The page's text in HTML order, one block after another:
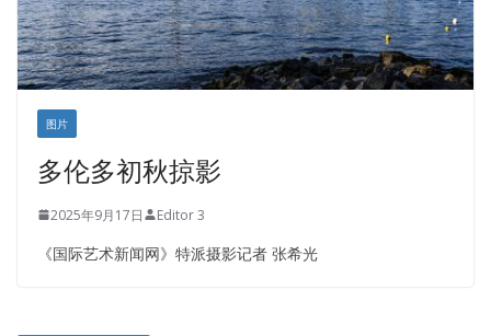
图片
多伦多初秋掠影
2025年9月17日 Editor 3
《国际艺术新闻网》特派摄影记者 张希光